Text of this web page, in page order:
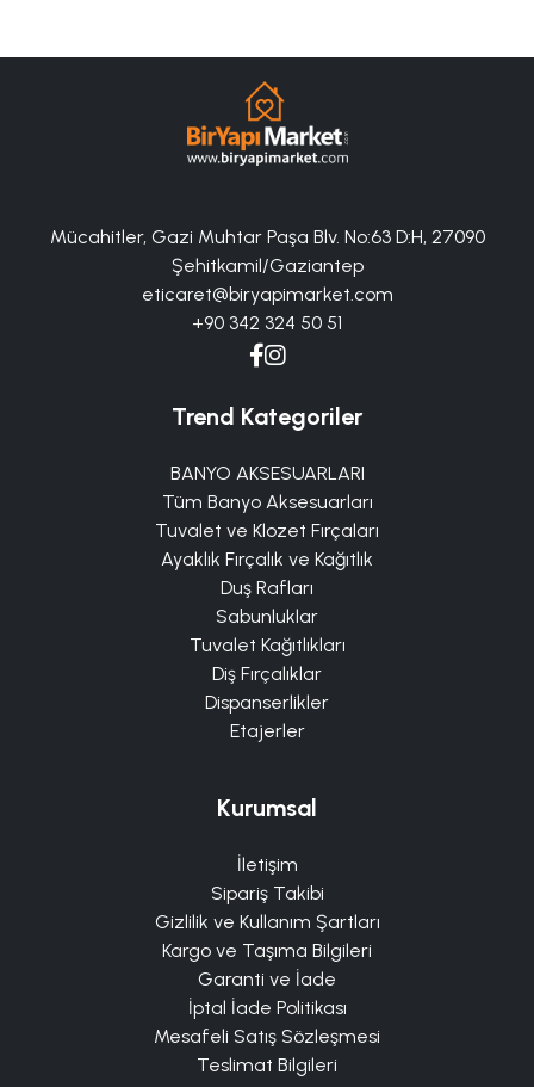
Mücahitler, Gazi Muhtar Paşa Blv. No:63 D:H, 27090
Şehitkamil/Gaziantep
eticaret@biryapimarket.com
+90 342 324 50 51
Trend Kategoriler
BANYO AKSESUARLARI
Tüm Banyo Aksesuarları
Tuvalet ve Klozet Fırçaları
Ayaklık Fırçalık ve Kağıtlık
Duş Rafları
Sabunluklar
Tuvalet Kağıtlıkları
Diş Fırçalıklar
Dispanserlikler
Etajerler
Kurumsal
İletişim
Sipariş Takibi
Gizlilik ve Kullanım Şartları
Kargo ve Taşıma Bilgileri
Garanti ve İade
İptal İade Politikası
Mesafeli Satış Sözleşmesi
Teslimat Bilgileri